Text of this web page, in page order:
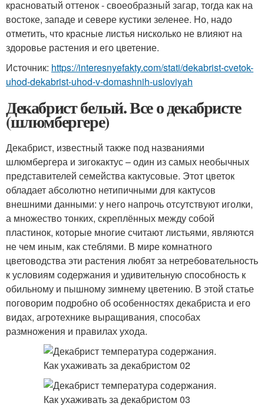
красноватый оттенок - своеобразный загар, тогда как на
востоке, западе и севере кустики зеленее. Но, надо
отметить, что красные листья нисколько не влияют на
здоровье растения и его цветение.
Источник: https://interesnyefakty.com/stati/dekabrist-cvetok-
uhod-dekabrist-uhod-v-domashnih-usloviyah
Декабрист белый. Все о декабристе
(шлюмбергере)
Декабрист, известный также под названиями
шлюмбергера и зигокактус – один из самых необычных
представителей семейства кактусовые. Этот цветок
обладает абсолютно нетипичными для кактусов
внешними данными: у него напрочь отсутствуют иголки,
а множество тонких, скреплённых между собой
пластинок, которые многие считают листьями, являются
не чем иным, как стеблями. В мире комнатного
цветоводства эти растения любят за нетребовательность
к условиям содержания и удивительную способность к
обильному и пышному зимнему цветению. В этой статье
поговорим подробно об особенностях декабриста и его
видах, агротехнике выращивания, способах
размножения и правилах ухода.